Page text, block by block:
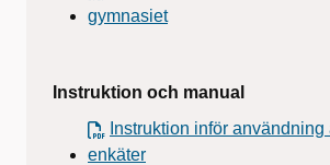
gymnasiet
Instruktion och manual
Instruktion inför
enkäter